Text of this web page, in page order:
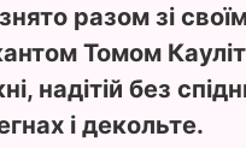
знято разом зі
Томом
надітій без
і декольте.